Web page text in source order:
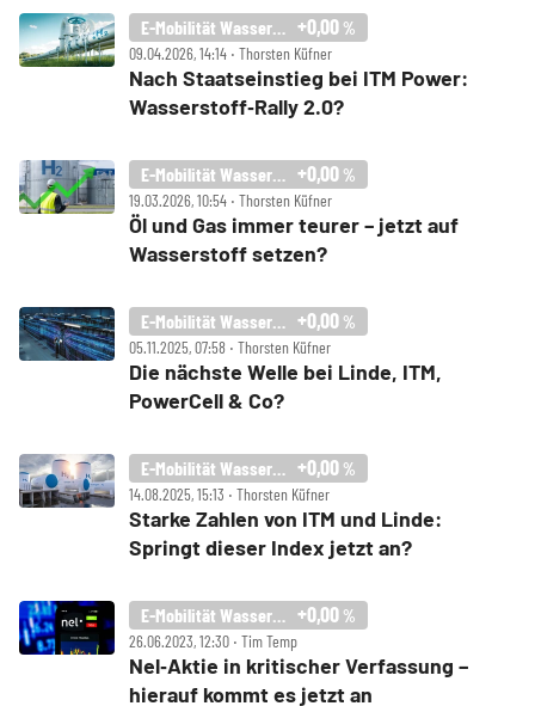
E-Mobilität Wasserstoff Index +0,00 %
09.04.2026, 14:14 ‧ Thorsten Küfner
Nach Staatseinstieg bei ITM Power:
Wasserstoff‑Rally 2.0?
E-Mobilität Wasserstoff Index +0,00 %
19.03.2026, 10:54 ‧ Thorsten Küfner
Öl und Gas immer teurer – jetzt auf
Wasserstoff setzen?
E-Mobilität Wasserstoff Index +0,00 %
05.11.2025, 07:58 ‧ Thorsten Küfner
Die nächste Welle bei Linde, ITM,
PowerCell & Co?
E-Mobilität Wasserstoff Index +0,00 %
14.08.2025, 15:13 ‧ Thorsten Küfner
Starke Zahlen von ITM und Linde:
Springt dieser Index jetzt an?
E-Mobilität Wasserstoff Index +0,00 %
26.06.2023, 12:30 ‧ Tim Temp
Nel‑Aktie in kritischer Verfassung –
hierauf kommt es jetzt an